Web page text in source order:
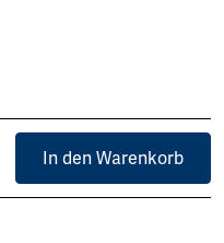
In den Warenkorb